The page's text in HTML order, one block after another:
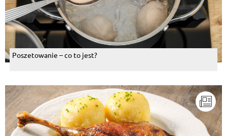
Poszetowanie – co to jest?